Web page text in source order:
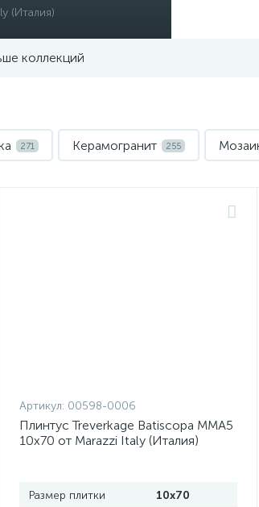
(Италия)
коллекций
271 Керамогранит 255
Артикул: 00598-0006
Плинтус Treverkage Batiscopa MMA5
10x70 от Marazzi Italy (Италия)
Размер плитки
10x70